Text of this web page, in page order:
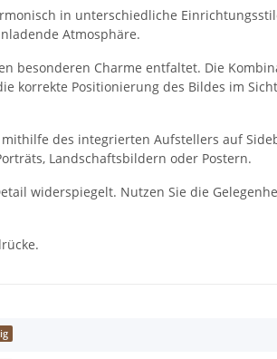
in unterschiedliche
Atmosphäre.
besonderen Charme entfaltet. Die
korrekte Positionierung des Bildes im
des integrierten Aufstellers auf
Landschaftsbildern oder Postern.
widerspiegelt. Nutzen Sie die